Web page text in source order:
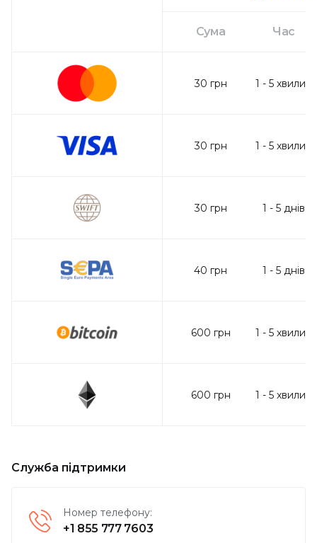
Сума Час
30 грн 1 - 5 хвилин
30 грн 1 - 5 хвилин
30 грн 1 - 5 днів
40 грн 1 - 5 днів
600 грн 1 - 5 хвилин
600 грн 1 - 5 хвилин
Служба підтримки
Номер телефону:
+1 855 777 7603